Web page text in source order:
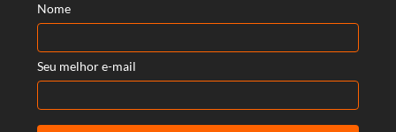
Nome
Seu melhor e-mail